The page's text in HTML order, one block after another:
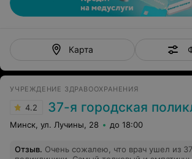
Карта
УЧРЕЖДЕНИЕ ЗДРАВООХРАНЕНИЯ
4.2 37-я городская
Минск, ул. Лучины, 28 до 18:00
Отзыв. Очень сожалею, что врач ушел из